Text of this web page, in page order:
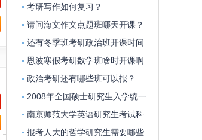
考研写作如何复习？
请问海文作文点题班哪天开课？
还有冬季班考研政治班开课时间
恩波寒假考研数学班啥时开课啊
政治考研还有哪些班可以报？
2008年全国硕士研究生入学统一
南京师范大学英语研究生考试科
报考人大的哲学研究生需要哪些